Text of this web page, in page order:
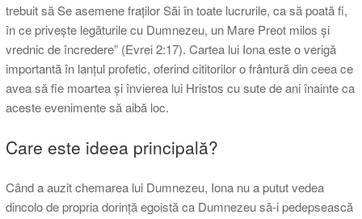
trebuit să Se asemene fraţilor Săi în toate lucrurile, ca să poată fi,
în ce priveşte legăturile cu Dumnezeu, un Mare Preot milos şi
vrednic de încredere” (Evrei 2:17). Cartea lui Iona este o verigă
importantă în lanțul profetic, oferind cititorilor o frântură din ceea ce
avea să fie moartea și învierea lui Hristos cu sute de ani înainte ca
aceste evenimente să aibă loc.
Care este ideea principală?
Când a auzit chemarea lui Dumnezeu, Iona nu a putut vedea
dincolo de propria dorință egoistă ca Dumnezeu să-i pedepsească